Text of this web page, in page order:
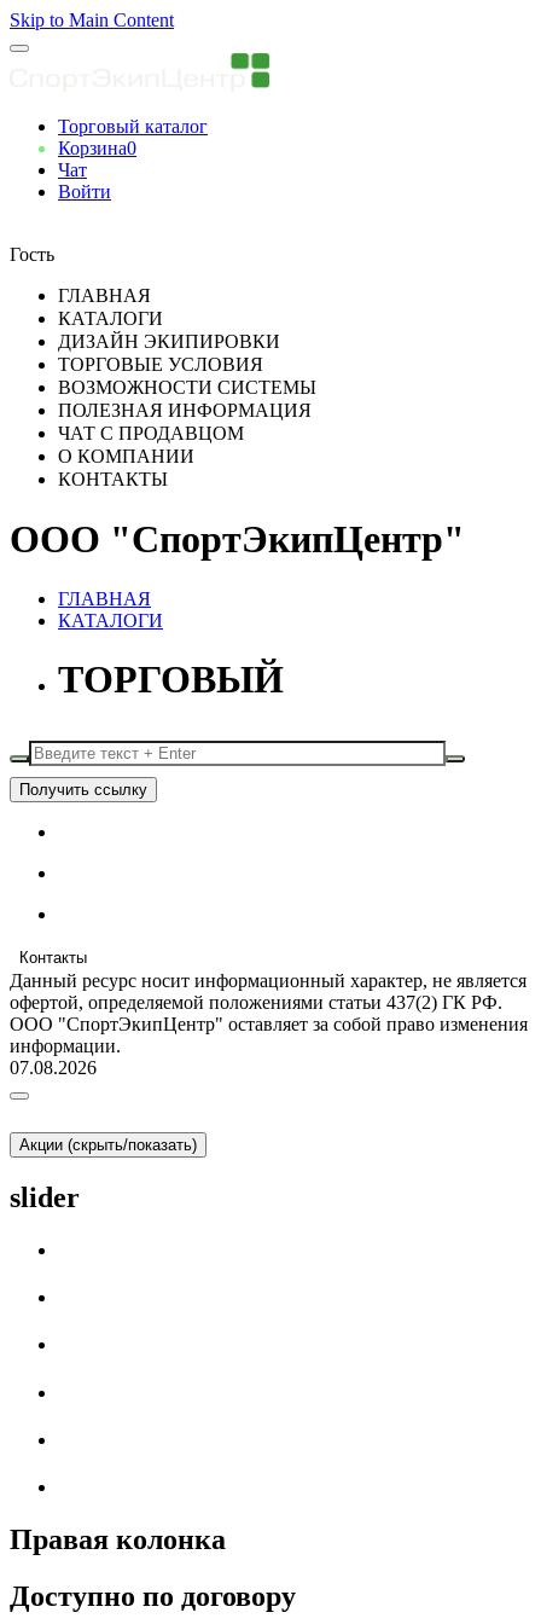
Skip to Main Content
Торговый каталог
Корзина0
Чат
Войти
Гость
ГЛАВНАЯ
КАТАЛОГИ
ДИЗАЙН ЭКИПИРОВКИ
ТОРГОВЫЕ УСЛОВИЯ
ВОЗМОЖНОСТИ СИСТЕМЫ
ПОЛЕЗНАЯ ИНФОРМАЦИЯ
ЧАТ С ПРОДАВЦОМ
О КОМПАНИИ
КОНТАКТЫ
ООО "СпортЭкипЦентр"
ГЛАВНАЯ
КАТАЛОГИ
ТОРГОВЫЙ
Получить ссылку
Контакты
Данный ресурс носит информационный характер, не является
офертой, определяемой положениями статьи 437(2) ГК РФ.
ООО "СпортЭкипЦентр" оставляет за собой право изменения
информации.
07.08.2026
Акции (скрыть/показать)
slider
Правая колонка
Доступно по договору